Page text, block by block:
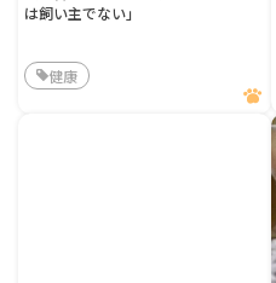
は飼い主でない」
健康